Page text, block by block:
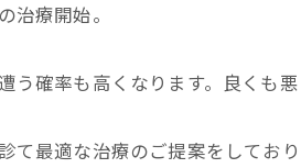
治療開始。
う確率も高くなります。良くも
て最適な治療のご提案をしてお